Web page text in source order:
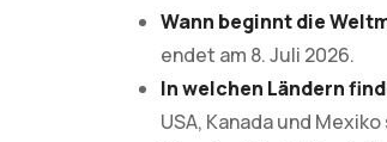
Wann beginnt die
endet am 8. Juli 2026.
In welchen Ländern
USA, Kanada und